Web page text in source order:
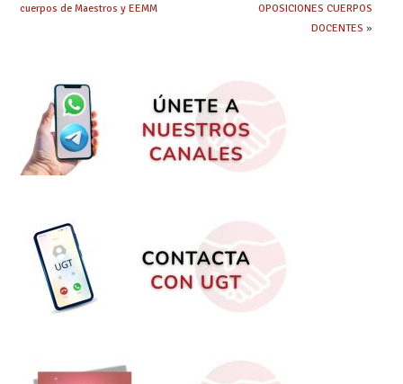
cuerpos de Maestros y EEMM
OPOSICIONES CUERPOS
DOCENTES »